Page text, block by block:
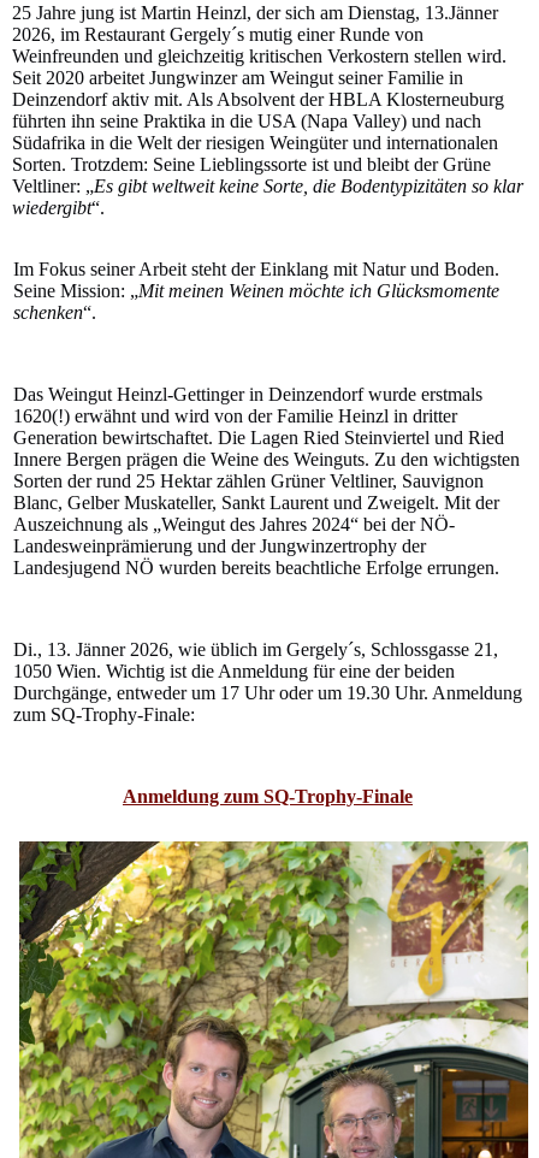
25 Jahre jung ist Martin Heinzl, der sich am Dienstag, 13.Jänner
2026, im Restaurant Gergely´s mutig einer Runde von
Weinfreunden und gleichzeitig kritischen Verkostern stellen wird.
Seit 2020 arbeitet Jungwinzer am Weingut seiner Familie in
Deinzendorf aktiv mit. Als Absolvent der HBLA Klosterneuburg
führten ihn seine Praktika in die USA (Napa Valley) und nach
Südafrika in die Welt der riesigen Weingüter und internationalen
Sorten. Trotzdem: Seine Lieblingssorte ist und bleibt der Grüne
Veltliner: „Es gibt weltweit keine Sorte, die Bodentypizitäten so klar
wiedergibt“.
Im Fokus seiner Arbeit steht der Einklang mit Natur und Boden.
Seine Mission: „Mit meinen Weinen möchte ich Glücksmomente
schenken“.
Das Weingut Heinzl-Gettinger in Deinzendorf wurde erstmals
1620(!) erwähnt und wird von der Familie Heinzl in dritter
Generation bewirtschaftet. Die Lagen Ried Steinviertel und Ried
Innere Bergen prägen die Weine des Weinguts. Zu den wichtigsten
Sorten der rund 25 Hektar zählen Grüner Veltliner, Sauvignon
Blanc, Gelber Muskateller, Sankt Laurent und Zweigelt. Mit der
Auszeichnung als „Weingut des Jahres 2024“ bei der NÖ-
Landesweinprämierung und der Jungwinzertrophy der
Landesjugend NÖ wurden bereits beachtliche Erfolge errungen.
Di., 13. Jänner 2026, wie üblich im Gergely´s, Schlossgasse 21,
1050 Wien. Wichtig ist die Anmeldung für eine der beiden
Durchgänge, entweder um 17 Uhr oder um 19.30 Uhr. Anmeldung
zum SQ-Trophy-Finale:
Anmeldung zum SQ-Trophy-Finale